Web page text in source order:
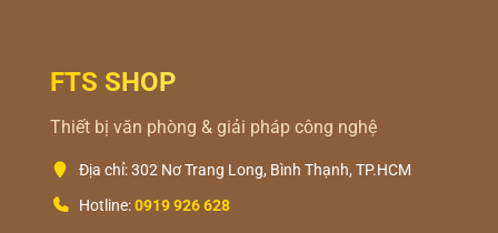
FTS SHOP
Thiết bị văn phòng & giải pháp công nghệ
Địa chỉ: 302 Nơ Trang Long, Bình Thạnh, TP.HCM
Hotline:0919 926 628